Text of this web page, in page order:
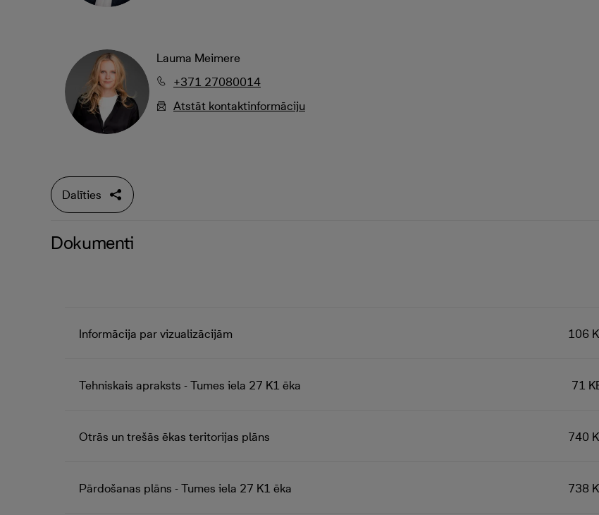
Lauma Meimere
+371 27080014
Atstāt kontaktinformāciju
Dalīties
Dokumenti
Informācija par vizualizācijām 106
Tehniskais apraksts - Tumes iela 27 K1 ēka 71
Otrās un trešās ēkas teritorijas plāns 740
Pārdošanas plāns - Tumes iela 27 K1 ēka 738